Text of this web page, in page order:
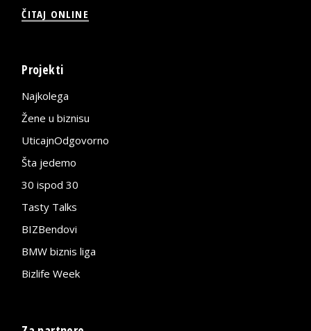
ČITAJ ONLINE
Projekti
Najkolega
Žene u biznisu
UticajnOdgovorno
Šta jedemo
30 ispod 30
Tasty Talks
BIZBendovi
BMW biznis liga
Bizlife Week